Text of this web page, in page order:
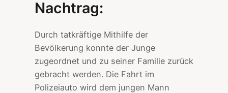
Nachtrag:
Durch tatkräftige Mithilfe der
Bevölkerung konnte der Junge
zugeordnet und zu seiner Familie zurück
gebracht werden. Die Fahrt im
Polizeiauto wird dem jungen Mann